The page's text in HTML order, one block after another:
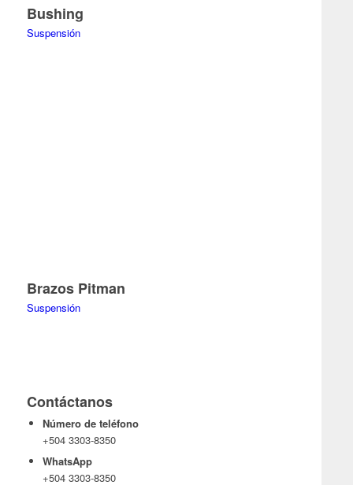
Bushing
Suspensión
Brazos Pitman
Suspensión
Contáctanos
Número de teléfono
+504 3303-8350
WhatsApp
+504 3303-8350